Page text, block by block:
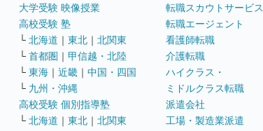
大学受験 映像授業
高校受験 塾
└ 北海道 ｜ 東北 ｜ 北関東
└ 首都圏 ｜ 甲信越・北陸
└ 東海 ｜ 近畿 ｜ 中国・四国
└ 九州・沖縄
高校受験 個別指導塾
└ 北海道 ｜ 東北 ｜ 北関東
転職スカウトサービス
転職エージェント
看護師転職
介護転職
ハイクラス・
ミドルクラス転職
派遣会社
工場・製造業派遣